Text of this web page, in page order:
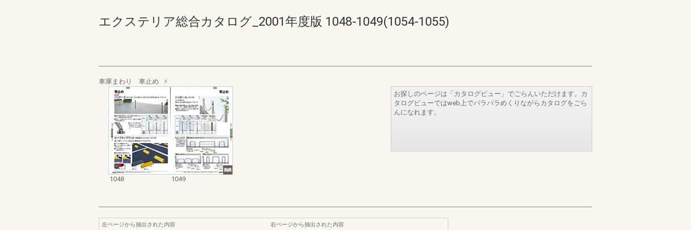
エクステリア総合カタログ_2001年度版 1048-1049(1054-1055)
車庫まわり 車止め
1048 1049
お探しのページは「カタログビュー」でごらんいただけます。カ
タログビューではweb上でパラパラめくりながらカタログをごら
んになれます。
左ページから抽出された内容
右ページから抽出された内容